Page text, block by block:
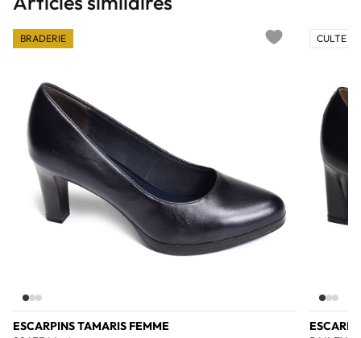
ESCARPINS TAMARIS FEMME
BRADERIE CULTE 💎